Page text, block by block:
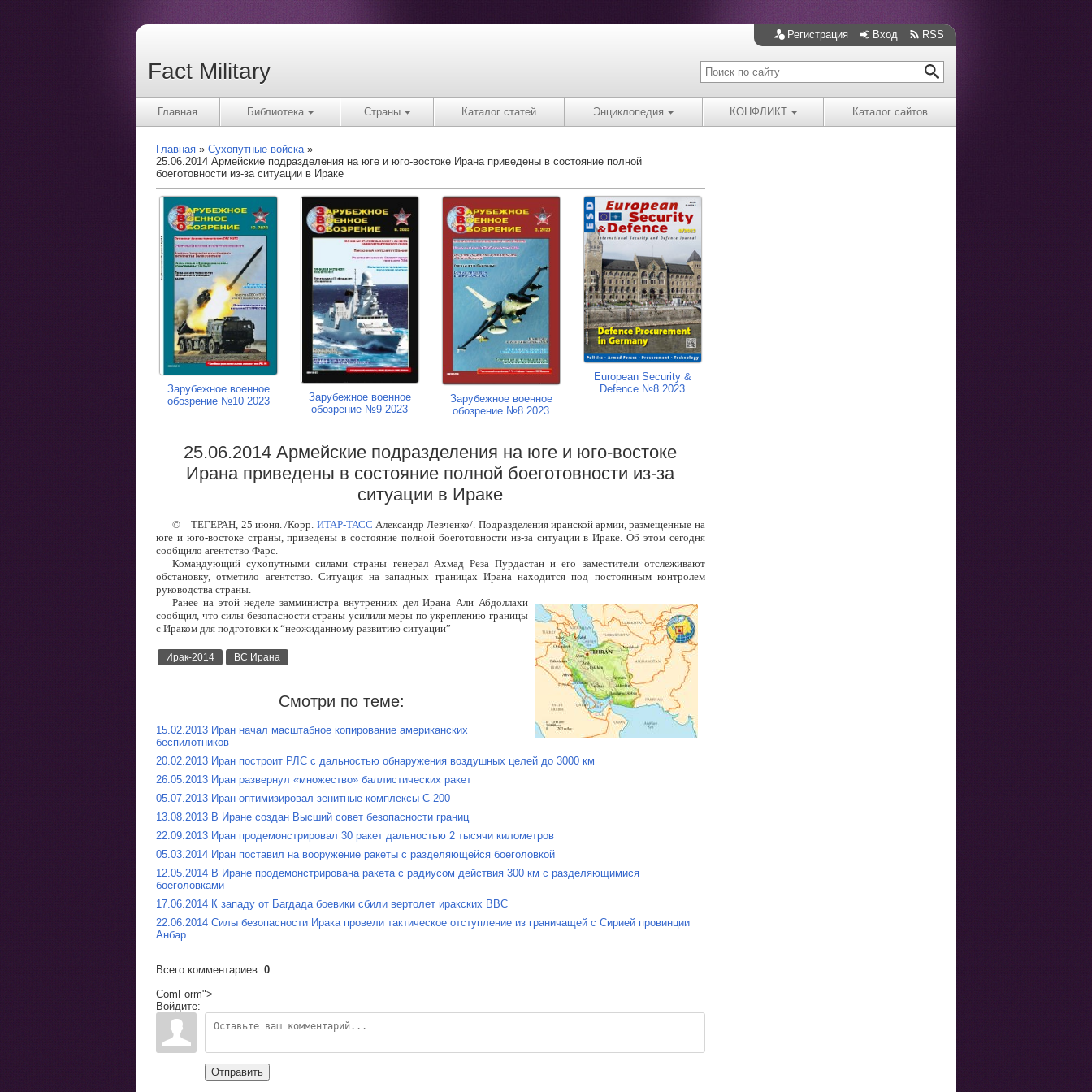
Регистрация Вход RSS
Fact Military
Главная Библиотека Страны Каталог статей Энциклопедия КОНФЛИКТ Каталог сайтов
Главная
Сухопутные войска
25.06.2014 Армейские подразделения на юге и юго-востоке Ирана приведены в состояние полной
боеготовности из-за ситуации в Ираке
Зарубежное военное
обозрение №10 2023
Зарубежное военное
обозрение №9 2023
Зарубежное военное
обозрение №8 2023
European Security &
Defence №8 2023
25.06.2014 Армейские подразделения на юге и юго-востоке
Ирана приведены в состояние полной боеготовности из-за
ситуации в Ираке
© ТЕГЕРАН, 25 июня. /Корр. ИТАР-ТАСС Александр Левченко/. Подразделения иранской армии, размещенные на
юге и юго-востоке страны, приведены в состояние полной боеготовности из-за ситуации в Ираке. Об этом сегодня
сообщило агентство Фарс.
Командующий сухопутными силами страны генерал Ахмад Реза Пурдастан и его заместители отслеживают
обстановку, отметило агентство. Ситуация на западных границах Ирана находится под постоянным контролем
руководства страны.
Ранее на этой неделе замминистра внутренних дел Ирана Али Абдоллахи
сообщил, что силы безопасности страны усилили меры по укреплению границы
с Ираком для подготовки к “неожиданному развитию ситуации”
Ирак-2014 ВС Ирана
Смотри по теме:
15.02.2013 Иран начал масштабное копирование американских
беспилотников
20.02.2013 Иран построит РЛС с дальностью обнаружения воздушных целей до 3000 км
26.05.2013 Иран развернул «множество» баллистических ракет
05.07.2013 Иран оптимизировал зенитные комплексы С-200
13.08.2013 В Иране создан Высший совет безопасности границ
22.09.2013 Иран продемонстрировал 30 ракет дальностью 2 тысячи километров
05.03.2014 Иран поставил на вооружение ракеты с разделяющейся боеголовкой
12.05.2014 В Иране продемонстрирована ракета с радиусом действия 300 км с разделяющимися
боеголовками
17.06.2014 К западу от Багдада боевики сбили вертолет иракских ВВС
22.06.2014 Силы безопасности Ирака провели тактическое отступление из граничащей с Сирией провинции
Анбар
Всего комментариев: 0
ComForm">
Войдите:
Отправить